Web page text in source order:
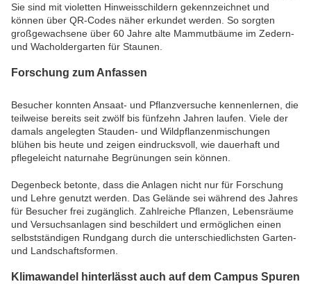
Sie sind mit violetten Hinweisschildern gekennzeichnet und
können über QR-Codes näher erkundet werden. So sorgten
großgewachsene über 60 Jahre alte Mammutbäume im Zedern-
und Wacholdergarten für Staunen.
Forschung zum Anfassen
Besucher konnten Ansaat- und Pflanzversuche kennenlernen, die
teilweise bereits seit zwölf bis fünfzehn Jahren laufen. Viele der
damals angelegten Stauden- und Wildpflanzenmischungen
blühen bis heute und zeigen eindrucksvoll, wie dauerhaft und
pflegeleicht naturnahe Begrünungen sein können.
Degenbeck betonte, dass die Anlagen nicht nur für Forschung
und Lehre genutzt werden. Das Gelände sei während des Jahres
für Besucher frei zugänglich. Zahlreiche Pflanzen, Lebensräume
und Versuchsanlagen sind beschildert und ermöglichen einen
selbstständigen Rundgang durch die unterschiedlichsten Garten-
und Landschaftsformen.
Klimawandel hinterlässt auch auf dem Campus Spuren